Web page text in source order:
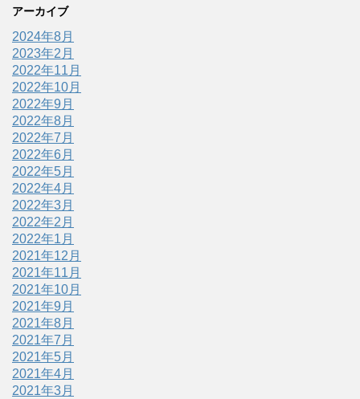
アーカイブ
2024年8月
2023年2月
2022年11月
2022年10月
2022年9月
2022年8月
2022年7月
2022年6月
2022年5月
2022年4月
2022年3月
2022年2月
2022年1月
2021年12月
2021年11月
2021年10月
2021年9月
2021年8月
2021年7月
2021年5月
2021年4月
2021年3月